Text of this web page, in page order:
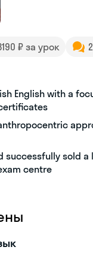
₽ за урок
English with a
successfully sold a
centre